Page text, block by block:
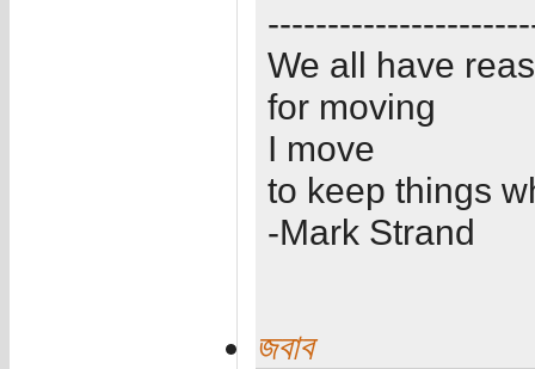
We all have
for moving
I move
to keep things
-Mark Strand
জবাব